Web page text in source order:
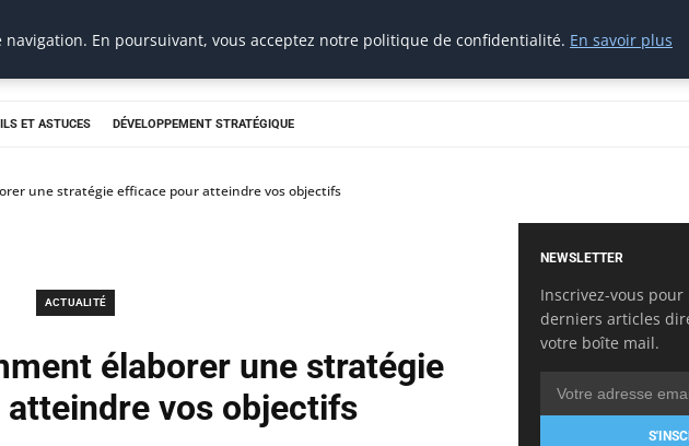
ET ASTUCES DÉVELOPPEMENT STRATÉGIQUE
une stratégie efficace pour atteindre vos objectifs
ACTUALITÉ
élaborer une stratégie
vos objectifs
NEWSLETTER
Inscrivez-vous pour
derniers articles
votre boîte mail.
En poursuivant, vous acceptez notre politique de confidentialité. En savoir plus